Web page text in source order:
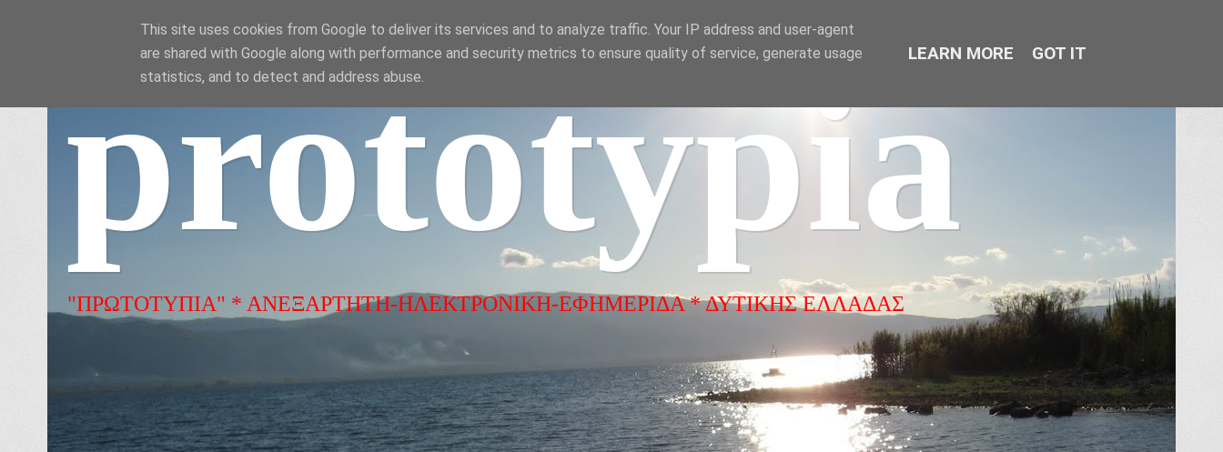
prototypia
"ΠΡΩΤΟΤΥΠΙΑ" * ΑΝΕΞΑΡΤΗΤΗ-ΗΛΕΚΤΡΟΝΙΚΗ-ΕΦΗΜΕΡΙΔΑ * ΔΥΤΙΚΗΣ ΕΛΛΑΔΑΣ
This site uses cookies from Google to deliver its services and to analyze traffic. Your IP address and user-agent
are shared with Google along with performance and security metrics to ensure quality of service, generate usage
statistics, and to detect and address abuse.
LEARN MORE GOT IT